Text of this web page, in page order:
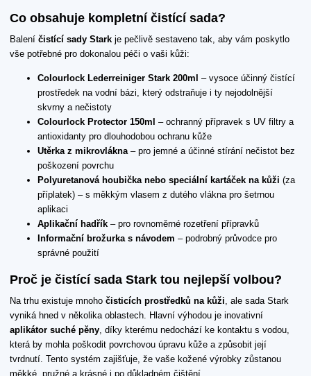
Co obsahuje kompletní čistící sada?
Balení čistící sady Stark je pečlivě sestaveno tak, aby vám poskytlo
vše potřebné pro dokonalou péči o vaši kůži:
Colourlock Lederreiniger Stark 200ml – vysoce účinný čistící
prostředek na vodní bázi, který odstraňuje i ty nejodolnější
skvrny a nečistoty
Colourlock Protector 150ml – ochranný přípravek s UV filtry a
antioxidanty pro dlouhodobou ochranu kůže
Utěrka z mikrovlákna – pro jemné a účinné stírání nečistot bez
poškození povrchu
Polyuretanová houbička nebo speciální kartáček na kůži (za
příplatek) – s měkkým vlasem z dutého vlákna pro šetrnou
aplikaci
Aplikační hadřík – pro rovnoměrné rozetření přípravků
Informační brožurka s návodem – podrobný průvodce pro
správné použití
Proč je čistící sada Stark tou nejlepší volbou?
Na trhu existuje mnoho čisticích prostředků na kůži, ale sada Stark
vyniká hned v několika oblastech. Hlavní výhodou je inovativní
aplikátor suché pěny, díky kterému nedochází ke kontaktu s vodou,
která by mohla poškodit povrchovou úpravu kůže a způsobit její
tvrdnutí. Tento systém zajišťuje, že vaše kožené výrobky zůstanou
měkké, pružné a krásné i po důkladném čištění.